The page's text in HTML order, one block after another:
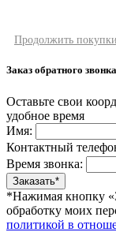
Продолжить покупки
Заказ обратного звонка
Оставьте свои
удобное время
Имя:
Контактный
Время звонка:
*Нажимая кнопку
обработку моих
политикой в